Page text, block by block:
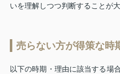
いを理解しつつ判断することが大
売らない方が得策な時
以下の時期・理由に該当する場